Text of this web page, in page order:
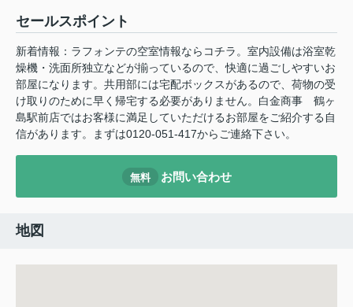
セールスポイント
新着情報：ラフォンテの空室情報ならコチラ。室内設備は浴室乾
燥機・洗面所独立などが揃っているので、快適に過ごしやすいお
部屋になります。共用部には宅配ボックスがあるので、荷物の受
け取りのために早く帰宅する必要がありません。白金商事 鶴ヶ
島駅前店ではお客様に満足していただけるお部屋をご紹介する自
信があります。まずは0120-051-417からご連絡下さい。
無料 お問い合わせ
地図